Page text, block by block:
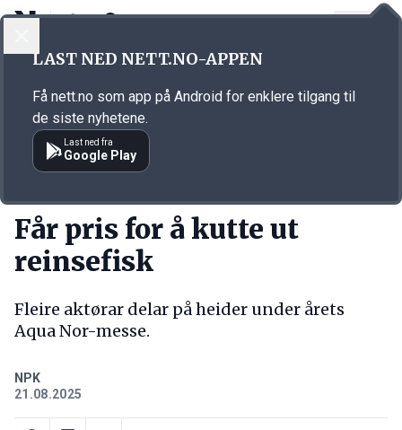
Annonsørinnhold
Får pris for å kutte ut
reinsefisk
Fleire aktørar delar på heider under årets
Aqua Nor-messe.
NPK
21.08.2025
LAST NED NETT.NO-APPEN
Få nett.no som app på Android for enklere tilgang til
de siste nyhetene.
Last ned fra
Google Play